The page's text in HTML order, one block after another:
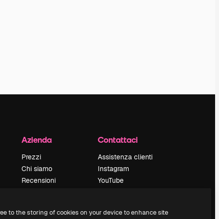
Azienda
Prezzi
Chi siamo
Recensioni
Blog
Contattaci
Assistenza clienti
Instagram
YouTube
Discord
to the storing of cookies on your device to enhance site